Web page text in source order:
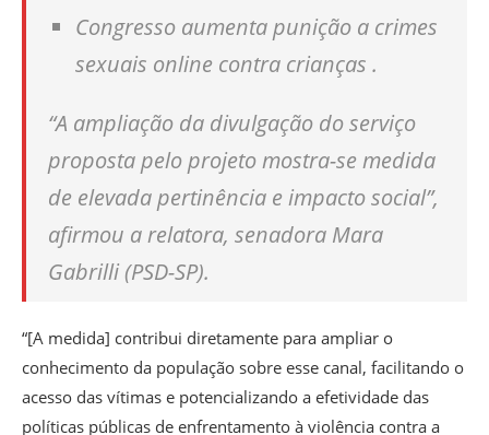
Congresso aumenta punição a crimes
sexuais online contra crianças .
“A ampliação da divulgação do serviço
proposta pelo projeto mostra-se medida
de elevada pertinência e impacto social”,
afirmou a relatora, senadora Mara
Gabrilli (PSD-SP).
“[A medida] contribui diretamente para ampliar o
conhecimento da população sobre esse canal, facilitando o
acesso das vítimas e potencializando a efetividade das
políticas públicas de enfrentamento à violência contra a